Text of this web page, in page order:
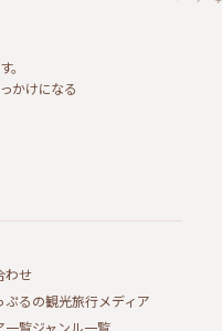
。
かけになる
わせ
ぷるの観光旅行メディア